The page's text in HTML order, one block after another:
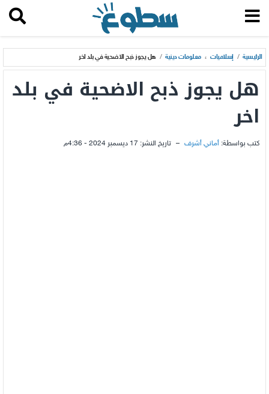
الرئيسية / إسلاميات ، معلومات دينية / هل يجوز ذبح الاضحية في بلد اخر
هل يجوز ذبح الاضحية في بلد
اخر
كتب بواسطة: أماني أشرف – تاريخ النشر: 17 ديسمبر 2024 - 4:36م